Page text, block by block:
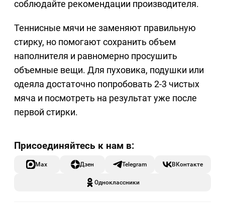
соблюдайте рекомендации производителя.
Теннисные мячи не заменяют правильную
стирку, но помогают сохранить объем
наполнителя и равномерно просушить
объемные вещи. Для пуховика, подушки или
одеяла достаточно попробовать 2-3 чистых
мяча и посмотреть на результат уже после
первой стирки.
Max Дзен Telegram ВКонтакте
Одноклассники